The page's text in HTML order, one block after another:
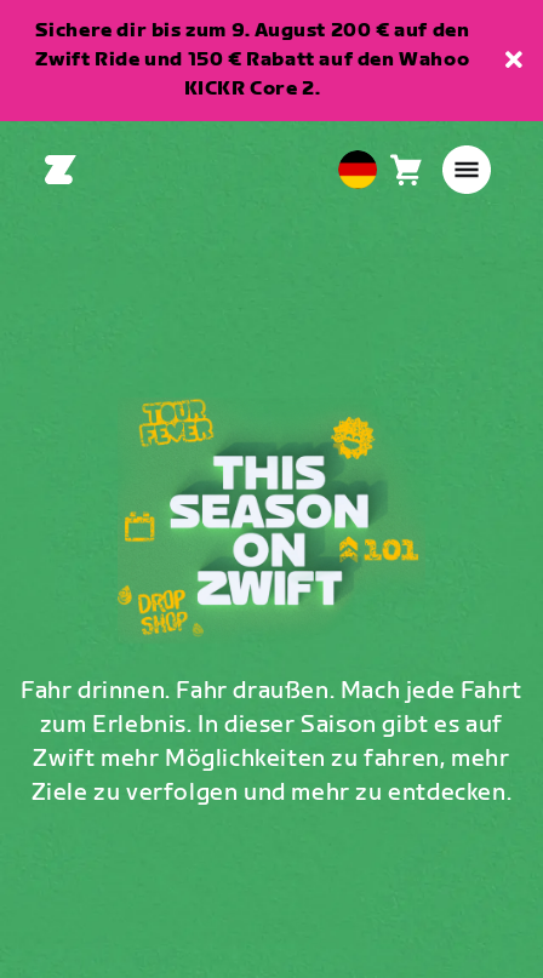
Sichere dir bis zum 9. August 200 € auf den
Zwift Ride und 150 € Rabatt auf den Wahoo
KICKR Core 2.
EuropeanWarenkorb
Fahr drinnen. Fahr draußen. Mach jede Fahrt
zum Erlebnis. In dieser Saison gibt es auf
Zwift mehr Möglichkeiten zu fahren, mehr
Ziele zu verfolgen und mehr zu entdecken.